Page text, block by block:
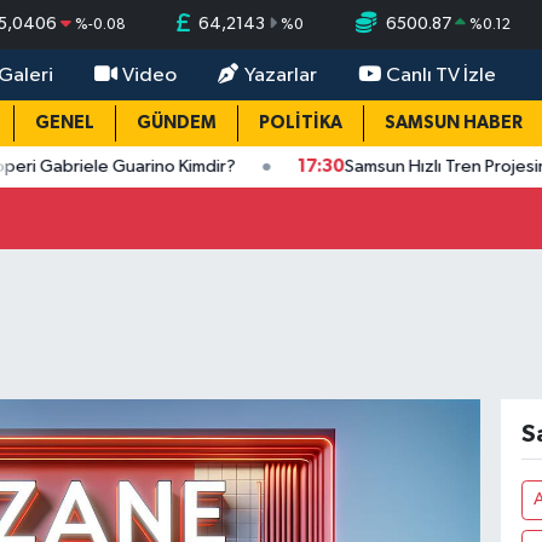
%-0.08 64,2143 %0 6500.87 %0.12
Video Yazarlar Canlı TV İzle
GENEL GÜNDEM POLİTİKA SAMSUN HABER
Guarino Kimdir? 17:30 Samsun Hızlı Tren Projesinde